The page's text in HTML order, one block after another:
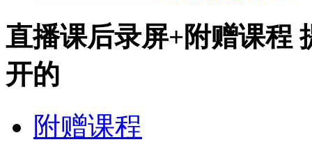
直播课后录屏+附赠课程
开的
附赠课程